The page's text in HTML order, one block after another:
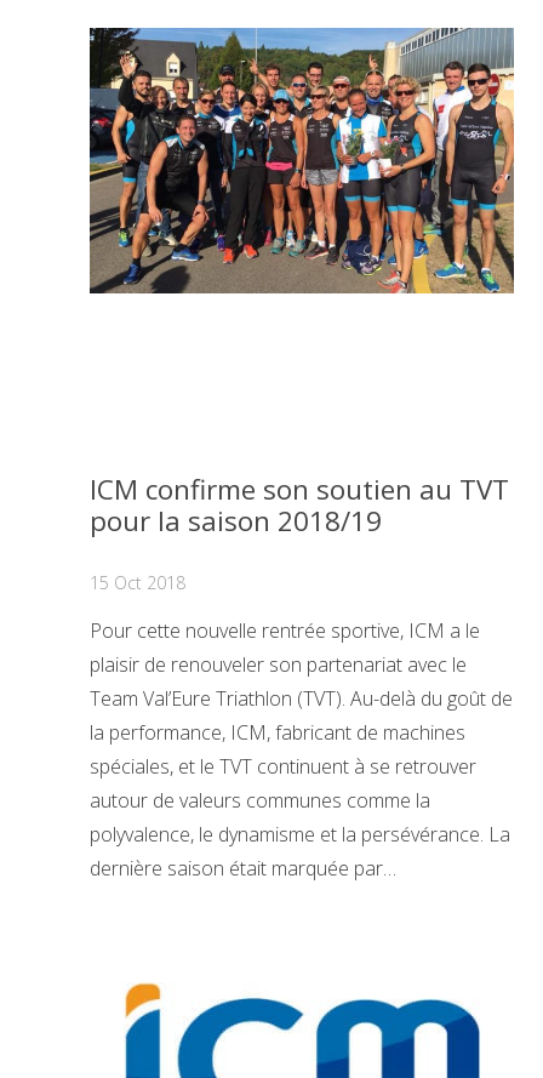
ICM confirme son soutien au TVT
pour la saison 2018/19
15 Oct 2018
Pour cette nouvelle rentrée sportive, ICM a le
plaisir de renouveler son partenariat avec le
Team Val’Eure Triathlon (TVT). Au-delà du goût de
la performance, ICM, fabricant de machines
spéciales, et le TVT continuent à se retrouver
autour de valeurs communes comme la
polyvalence, le dynamisme et la persévérance. La
dernière saison était marquée par…